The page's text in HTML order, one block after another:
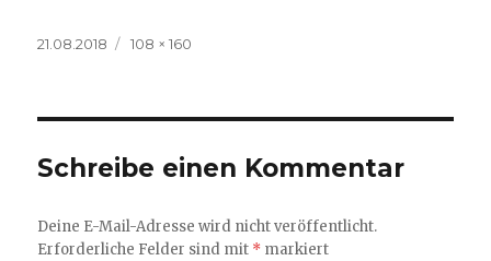
Veröffentlicht
21.08.2018
Volle
108 × 160
Schreibe einen Kommentar
Deine E-Mail-Adresse wird nicht veröffentlicht.
Erforderliche Felder sind mit * markiert